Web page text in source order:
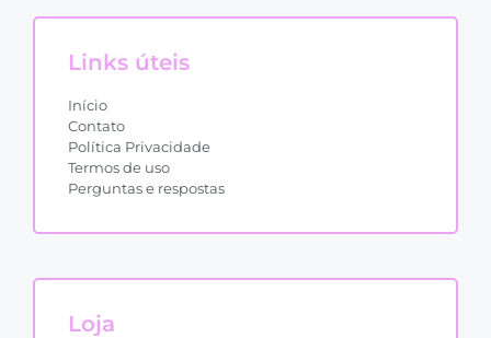
Links úteis
Início
Contato
Política Privacidade
Termos de uso
Perguntas e respostas
Loja